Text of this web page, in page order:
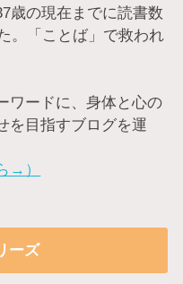
歳の現在までに読書数
。「ことば」で救われ
ワードに、身体と心の
を目指すブログを運
→）
ーズ